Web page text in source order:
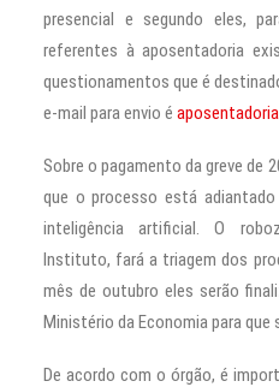
presencial e segundo eles,
referentes à aposentadoria
questionamentos que é
e-mail para envio é
Sobre o pagamento da greve de
que o processo está
inteligência artificial. O
Instituto, fará a triagem dos
mês de outubro eles serão
Ministério da Economia para
De acordo com o órgão, é